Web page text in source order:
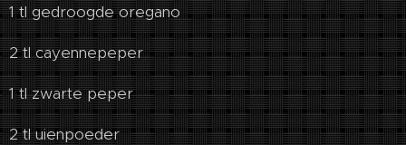
1 tl gedroogde oregano
2 tl cayennepeper
1 tl zwarte peper
2 tl uienpoeder